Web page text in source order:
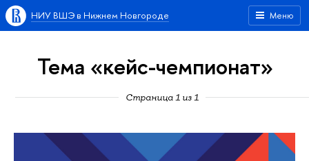
Меню
НИУ ВШЭ в Нижнем Новгороде
Тема «кейс-чемпионат»
Страница 1 из 1